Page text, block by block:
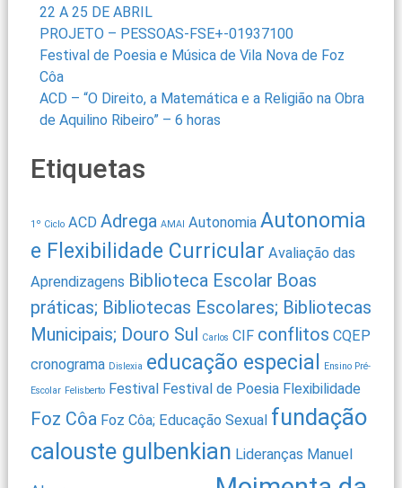
22 A 25 DE ABRIL
PROJETO – PESSOAS-FSE+-01937100
Festival de Poesia e Música de Vila Nova de Foz
Côa
ACD – “O Direito, a Matemática e a Religião na Obra
de Aquilino Ribeiro” – 6 horas
Etiquetas
1º Ciclo ACD Adrega AMAI Autonomia Autonomia
e Flexibilidade Curricular Avaliação das
Aprendizagens Biblioteca Escolar Boas
práticas; Bibliotecas Escolares; Bibliotecas
Municipais; Douro Sul Carlos CIF conflitos CQEP
cronograma Dislexia educação especial Ensino Pré-
Escolar Felisberto Festival Festival de Poesia Flexibilidade
Foz Côa Foz Côa; Educação Sexual fundação
calouste gulbenkian Lideranças Manuel